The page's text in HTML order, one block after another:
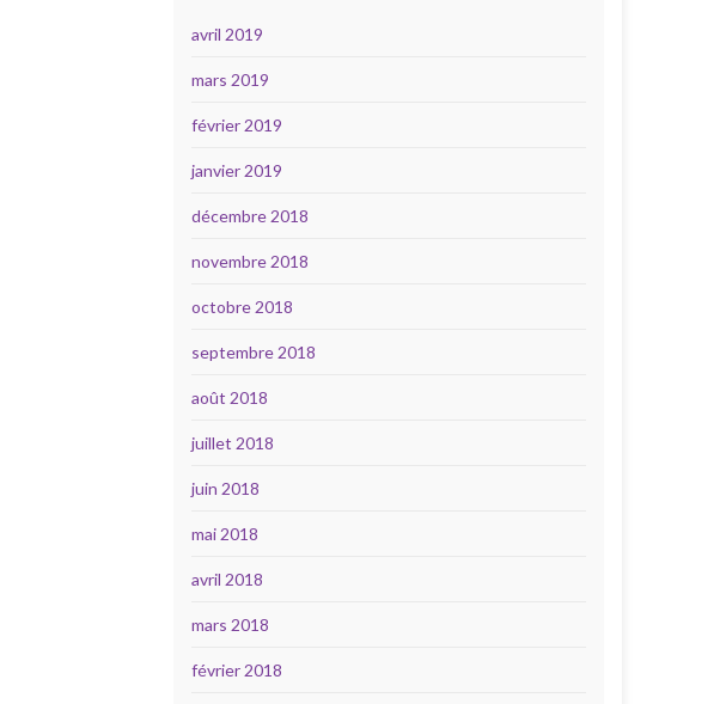
avril 2019
mars 2019
février 2019
janvier 2019
décembre 2018
novembre 2018
octobre 2018
septembre 2018
août 2018
juillet 2018
juin 2018
mai 2018
avril 2018
mars 2018
février 2018